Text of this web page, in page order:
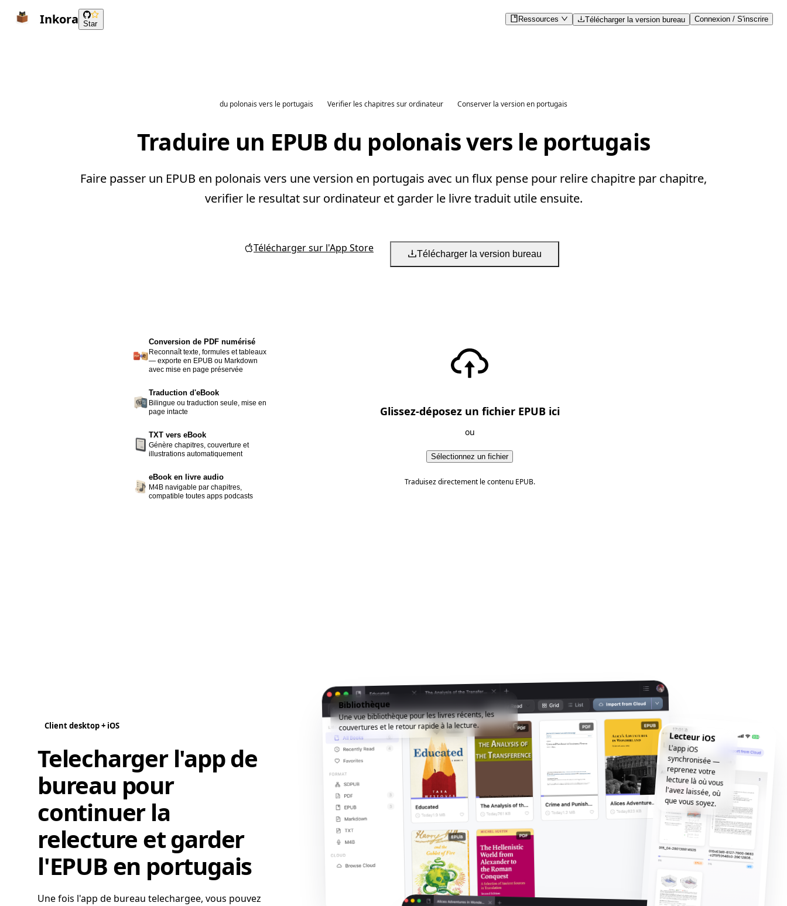
Inkora Star
Ressources Télécharger la version bureau Connexion / S'inscrire
du polonais vers le portugais Verifier les chapitres sur ordinateur Conserver la version en portugais
Traduire un EPUB du polonais vers le portugais
Faire passer un EPUB en polonais vers une version en portugais avec un flux pense pour relire chapitre par chapitre,
verifier le resultat sur ordinateur et garder le livre traduit utile ensuite.
Télécharger sur l'App Store Télécharger la version bureau
Conversion de PDF numérisé
Reconnaît texte, formules et tableaux
— exporte en EPUB ou Markdown
avec mise en page préservée
Traduction d'eBook
Bilingue ou traduction seule, mise en
page intacte
TXT vers eBook
Génère chapitres, couverture et
illustrations automatiquement
eBook en livre audio
M4B navigable par chapitres,
compatible toutes apps podcasts
Glissez-déposez un fichier EPUB ici
ou
Sélectionnez un fichier
Traduisez directement le contenu EPUB.
Client desktop + iOS
Telecharger l'app de
bureau pour
continuer la
relecture et garder
l'EPUB en portugais
Une fois l'app de bureau telechargee, vous pouvez
Bibliothèque
Une vue bibliothèque pour les livres récents, les
couvertures et le retour rapide à la lecture.
Lecteur iOS
L'app iOS
synchronisée —
reprenez votre
lecture là où vous
l'avez laissée, où
que vous soyez.